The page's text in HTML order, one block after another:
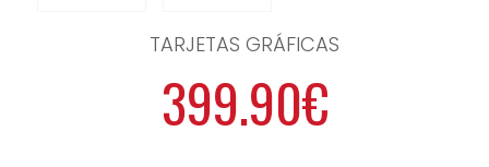
TARJETAS GRÁFICAS
399.90€